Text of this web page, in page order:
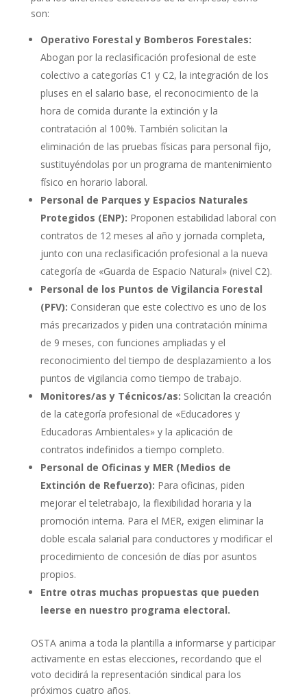
son:
Operativo Forestal y Bomberos Forestales:
Abogan por la reclasificación profesional de este
colectivo a categorías C1 y C2, la integración de los
pluses en el salario base, el reconocimiento de la
hora de comida durante la extinción y la
contratación al 100%. También solicitan la
eliminación de las pruebas físicas para personal fijo,
sustituyéndolas por un programa de mantenimiento
físico en horario laboral.
Personal de Parques y Espacios Naturales
Protegidos (ENP): Proponen estabilidad laboral con
contratos de 12 meses al año y jornada completa,
junto con una reclasificación profesional a la nueva
categoría de «Guarda de Espacio Natural» (nivel C2).
Personal de los Puntos de Vigilancia Forestal
(PFV): Consideran que este colectivo es uno de los
más precarizados y piden una contratación mínima
de 9 meses, con funciones ampliadas y el
reconocimiento del tiempo de desplazamiento a los
puntos de vigilancia como tiempo de trabajo.
Monitores/as y Técnicos/as: Solicitan la creación
de la categoría profesional de «Educadores y
Educadoras Ambientales» y la aplicación de
contratos indefinidos a tiempo completo.
Personal de Oficinas y MER (Medios de
Extinción de Refuerzo): Para oficinas, piden
mejorar el teletrabajo, la flexibilidad horaria y la
promoción interna. Para el MER, exigen eliminar la
doble escala salarial para conductores y modificar el
procedimiento de concesión de días por asuntos
propios.
Entre otras muchas propuestas que pueden
leerse en nuestro programa electoral.
OSTA anima a toda la plantilla a informarse y participar
activamente en estas elecciones, recordando que el
voto decidirá la representación sindical para los
próximos cuatro años.